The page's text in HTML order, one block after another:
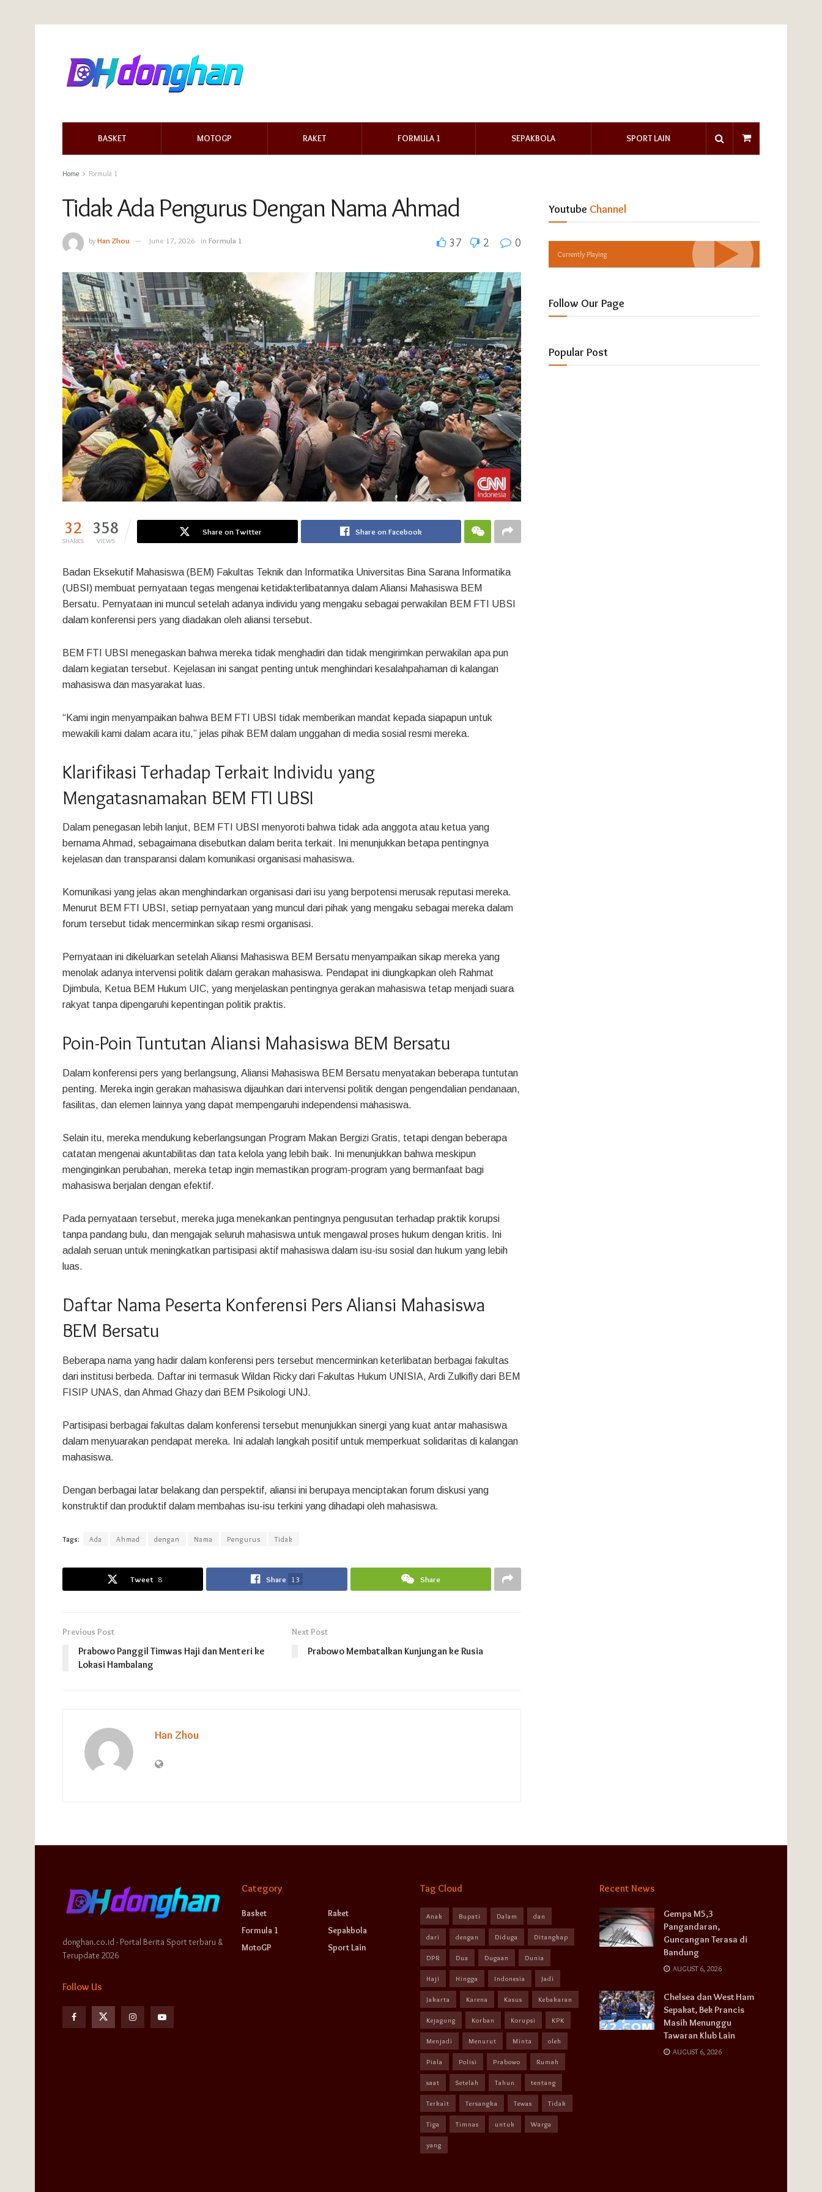
BASKET MOTOGP RAKET FORMULA 1 SEPAKBOLA SPORT LAIN
Home Formula 1
Tidak Ada Pengurus Dengan Nama Ahmad
byHan Zhou June 17, 2026 in Formula 1 37 2 0
32
SHARES
358
VIEWS
Share on Twitter Share on Facebook
Badan Eksekutif Mahasiswa (BEM) Fakultas Teknik dan Informatika Universitas Bina Sarana Informatika
(UBSI) membuat pernyataan tegas mengenai ketidakterlibatannya dalam Aliansi Mahasiswa BEM
Bersatu. Pernyataan ini muncul setelah adanya individu yang mengaku sebagai perwakilan BEM FTI UBSI
dalam konferensi pers yang diadakan oleh aliansi tersebut.
BEM FTI UBSI menegaskan bahwa mereka tidak menghadiri dan tidak mengirimkan perwakilan apa pun
dalam kegiatan tersebut. Kejelasan ini sangat penting untuk menghindari kesalahpahaman di kalangan
mahasiswa dan masyarakat luas.
“Kami ingin menyampaikan bahwa BEM FTI UBSI tidak memberikan mandat kepada siapapun untuk
mewakili kami dalam acara itu,” jelas pihak BEM dalam unggahan di media sosial resmi mereka.
Klarifikasi Terhadap Terkait Individu yang
Mengatasnamakan BEM FTI UBSI
Dalam penegasan lebih lanjut, BEM FTI UBSI menyoroti bahwa tidak ada anggota atau ketua yang
bernama Ahmad, sebagaimana disebutkan dalam berita terkait. Ini menunjukkan betapa pentingnya
kejelasan dan transparansi dalam komunikasi organisasi mahasiswa.
Komunikasi yang jelas akan menghindarkan organisasi dari isu yang berpotensi merusak reputasi mereka.
Menurut BEM FTI UBSI, setiap pernyataan yang muncul dari pihak yang mengaku sebagai mereka dalam
forum tersebut tidak mencerminkan sikap resmi organisasi.
Pernyataan ini dikeluarkan setelah Aliansi Mahasiswa BEM Bersatu menyampaikan sikap mereka yang
menolak adanya intervensi politik dalam gerakan mahasiswa. Pendapat ini diungkapkan oleh Rahmat
Djimbula, Ketua BEM Hukum UIC, yang menjelaskan pentingnya gerakan mahasiswa tetap menjadi suara
rakyat tanpa dipengaruhi kepentingan politik praktis.
Poin-Poin Tuntutan Aliansi Mahasiswa BEM Bersatu
Dalam konferensi pers yang berlangsung, Aliansi Mahasiswa BEM Bersatu menyatakan beberapa tuntutan
penting. Mereka ingin gerakan mahasiswa dijauhkan dari intervensi politik dengan pengendalian pendanaan,
fasilitas, dan elemen lainnya yang dapat mempengaruhi independensi mahasiswa.
Selain itu, mereka mendukung keberlangsungan Program Makan Bergizi Gratis, tetapi dengan beberapa
catatan mengenai akuntabilitas dan tata kelola yang lebih baik. Ini menunjukkan bahwa meskipun
menginginkan perubahan, mereka tetap ingin memastikan program-program yang bermanfaat bagi
mahasiswa berjalan dengan efektif.
Pada pernyataan tersebut, mereka juga menekankan pentingnya pengusutan terhadap praktik korupsi
tanpa pandang bulu, dan mengajak seluruh mahasiswa untuk mengawal proses hukum dengan kritis. Ini
adalah seruan untuk meningkatkan partisipasi aktif mahasiswa dalam isu-isu sosial dan hukum yang lebih
luas.
Daftar Nama Peserta Konferensi Pers Aliansi Mahasiswa
BEM Bersatu
Beberapa nama yang hadir dalam konferensi pers tersebut mencerminkan keterlibatan berbagai fakultas
dari institusi berbeda. Daftar ini termasuk Wildan Ricky dari Fakultas Hukum UNISIA, Ardi Zulkifly dari BEM
FISIP UNAS, dan Ahmad Ghazy dari BEM Psikologi UNJ.
Partisipasi berbagai fakultas dalam konferensi tersebut menunjukkan sinergi yang kuat antar mahasiswa
dalam menyuarakan pendapat mereka. Ini adalah langkah positif untuk memperkuat solidaritas di kalangan
mahasiswa.
Dengan berbagai latar belakang dan perspektif, aliansi ini berupaya menciptakan forum diskusi yang
konstruktif dan produktif dalam membahas isu-isu terkini yang dihadapi oleh mahasiswa.
Tags: Ada Ahmad dengan Nama Pengurus Tidak
Tweet 8 Share 13 Share
Previous Post
Prabowo Panggil Timwas Haji dan Menteri ke
Lokasi Hambalang
Next Post
Prabowo Membatalkan Kunjungan ke Rusia
Han Zhou
Youtube Channel
Currently Playing
Follow Our Page
Popular Post
donghan.co.id - Portal Berita Sport terbaru &
Terupdate 2026
Follow Us
Category
Basket
Formula 1
MotoGP
Raket
Sepakbola
Sport Lain
Tag Cloud
Anak Bupati Dalam dan
dari dengan Diduga Ditangkap
DPR Dua Dugaan Dunia
Haji Hingga Indonesia Jadi
Jakarta Karena Kasus Kebakaran
Kejagung Korban Korupsi KPK
Menjadi Menurut Minta oleh
Piala Polisi Prabowo Rumah
saat Setelah Tahun tentang
Terkait Tersangka Tewas Tidak
Tiga Timnas untuk Warga
yang
Recent News
Gempa M5,3
Pangandaran,
Guncangan Terasa di
Bandung
AUGUST 6, 2026
Chelsea dan West Ham
Sepakat, Bek Prancis
Masih Menunggu
Tawaran Klub Lain
AUGUST 6, 2026